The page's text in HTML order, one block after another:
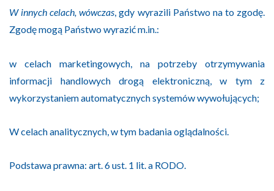
W innych celach, wówczas, gdy wyrazili Państwo na to zgodę.
Zgodę mogą Państwo wyrazić m.in.:
w celach marketingowych, na potrzeby otrzymywania
informacji handlowych drogą elektroniczną, w tym z
wykorzystaniem automatycznych systemów wywołujących;
W celach analitycznych, w tym badania oglądalności.
Podstawa prawna: art. 6 ust. 1 lit. a RODO.